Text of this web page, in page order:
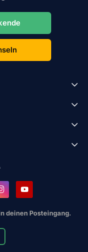
deinen Posteingang.